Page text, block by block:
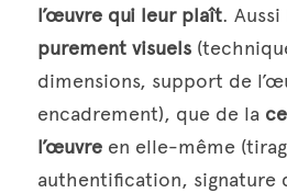
l’œuvre qui leur plaît.
purement visuels
dimensions, support de
encadrement), que de la
l’œuvre en elle-même
authentification, signature